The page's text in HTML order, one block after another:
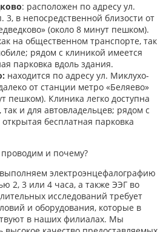
: расположен по адресу ул.
3, в непосредственной близости от
(около 8 минут пешком).
на общественном транспорте, так
рядом с клиникой имеется
парковка вдоль здания.
находится по адресу ул. Миклухо-
от станции метро «Беляево»
пешком). Клиника легко доступна
и для автовладельцев; рядом с
бесплатная парковка
и почему?
электроэнцефалографию
2, 3 или 4 часа, а также ЭЭГ во
исследований требует
и оборудования, которые в
в наших филиалах. Мы